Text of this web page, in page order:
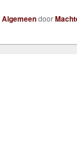
Algemeendoor